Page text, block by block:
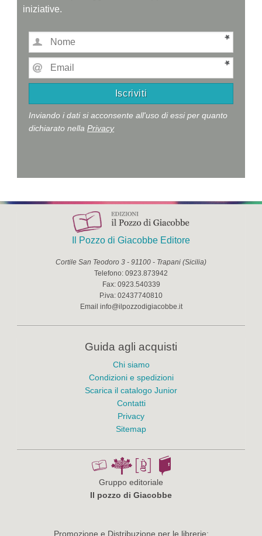
iniziative.
Inviando i dati si acconsente all'uso di essi per quanto
dichiarato nellaPrivacy
Il Pozzo di Giacobbe Editore
Cortile San Teodoro 3 - 91100 - Trapani (Sicilia)
Telefono: 0923.873942
Fax: 0923.540339
P.iva: 02437740810
Email info@ilpozzodigiacobbe.it
Guida agli acquisti
Chi siamo
Condizioni e spedizioni
Scarica il catalogo Junior
Contatti
Privacy
Sitemap
Gruppo editoriale
Il pozzo di Giacobbe
Promozione e Distribuzione per le librerie: